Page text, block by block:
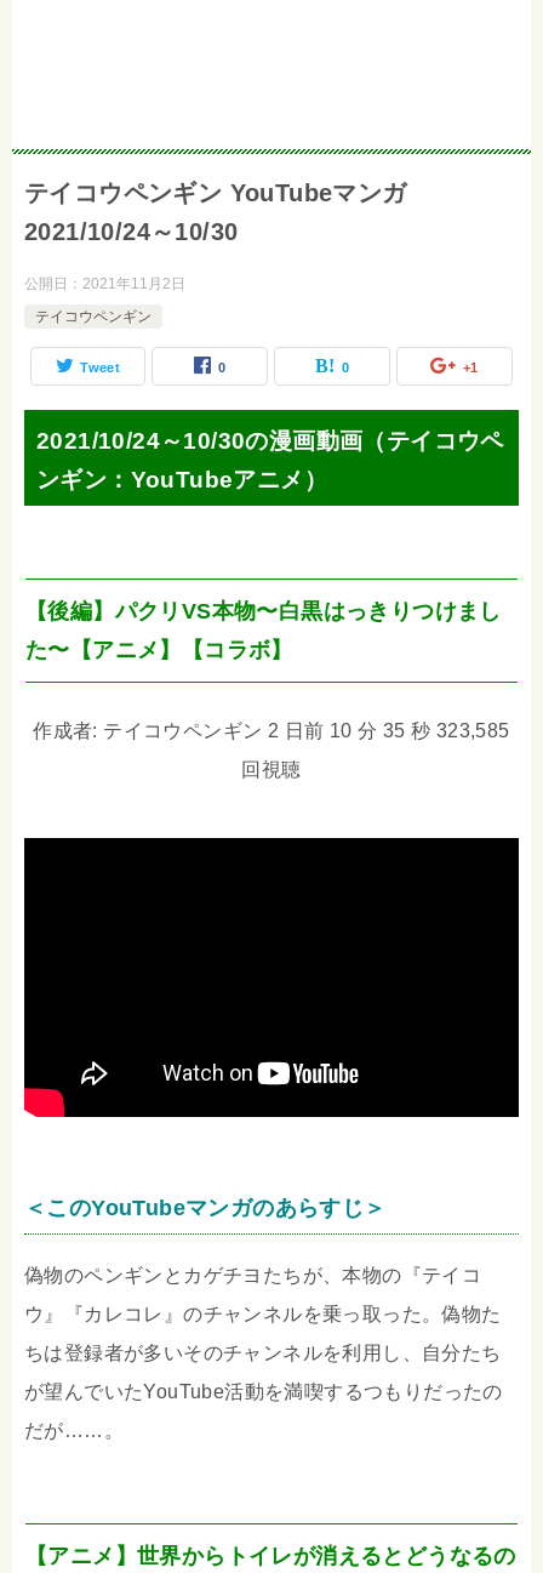
テイコウペンギン YouTubeマンガ
2021/10/24～10/30
公開日： 2021年11月2日
テイコウペンギン
Tweet 0 0 +1
2021/10/24～10/30の漫画動画（テイコウペ
ンギン：YouTubeアニメ）
【後編】パクリVS本物〜白黒はっきりつけまし
た〜【アニメ】【コラボ】
作成者: テイコウペンギン 2 日前 10 分 35 秒 323,585
回視聴
＜このYouTubeマンガのあらすじ＞
偽物のペンギンとカゲチヨたちが、本物の『テイコ
ウ』『カレコレ』のチャンネルを乗っ取った。偽物た
ちは登録者が多いそのチャンネルを利用し、自分たち
が望んでいたYouTube活動を満喫するつもりだったの
だが……。
【アニメ】世界からトイレが消えるとどうなるの